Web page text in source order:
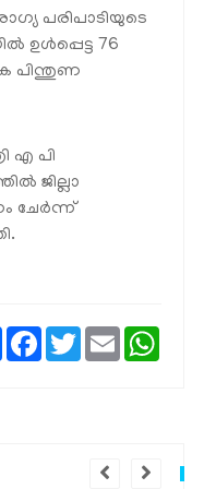
പരിപാടിയുടെ
ഉൾപ്പെട്ട 76
പിന്തുണ
എ പി
ജില്ലാ
ചേർന്ന്
ShareFacebook
TwitterEmail